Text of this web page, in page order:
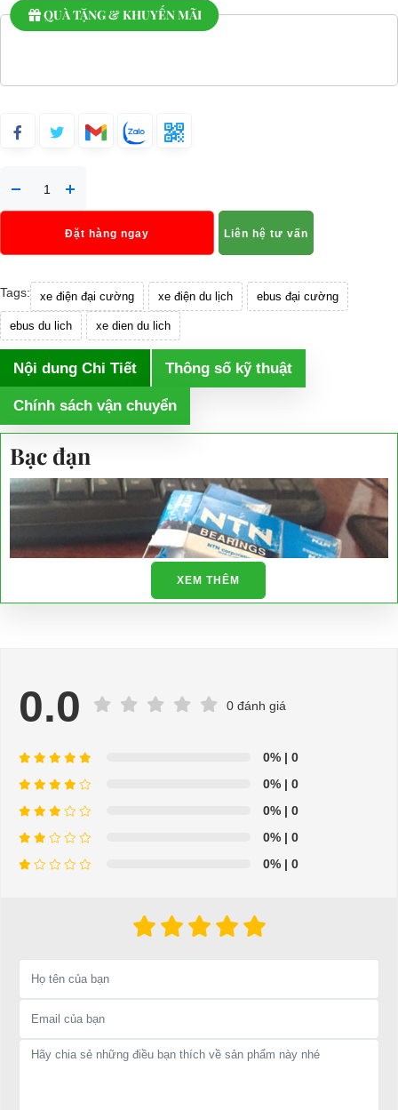
QUÀ TẶNG & KHUYẾN MÃI
Đặt hàng ngay Liên hệ tư vấn
Tags: xe điện đại cường xe điện du lịch ebus đại cường
ebus du lich xe dien du lich
Nội dung Chi Tiết Thông số kỹ thuật
Chính sách vận chuyển
Bạc đạn
Để được tư vấn thêm về cách sử dụng xe ô tô điện để tăng tuổi thọ
cho xe hoặc có vấn đề gì cần được hỗ trợ, quý khách vui lòng liên
LIÊN HỆ CÔNG TY:
Đại Cường
XEM THÊM
0.0 0 đánh giá
0% | 0
0% | 0
0% | 0
0% | 0
0% | 0